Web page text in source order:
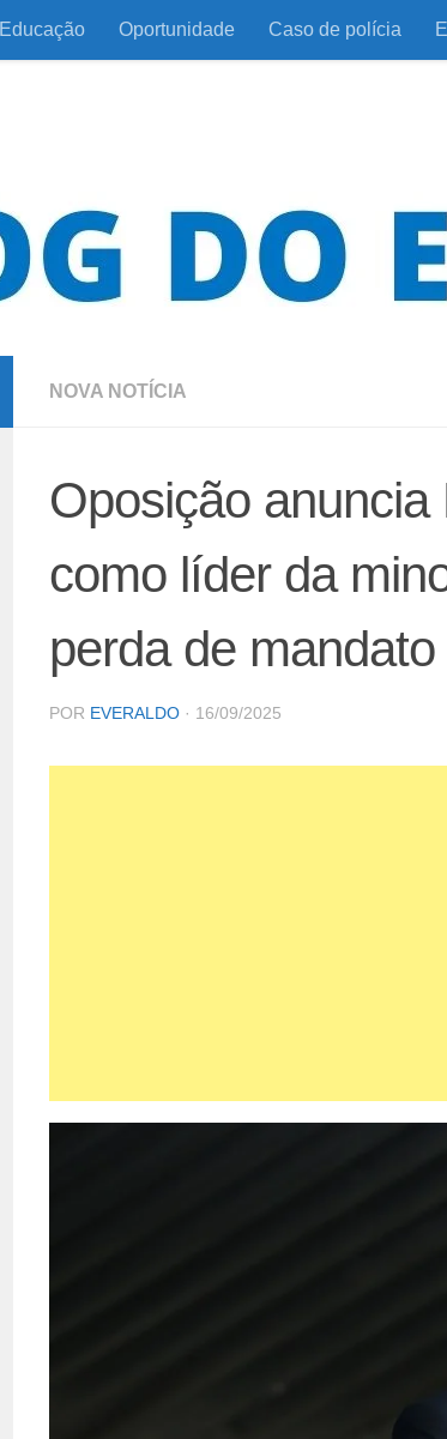
Educação Oportunidade Caso de polícia
NOVA NOTÍCIA
Oposição
como líder da
perda de
POR EVERALDO · 16/09/2025